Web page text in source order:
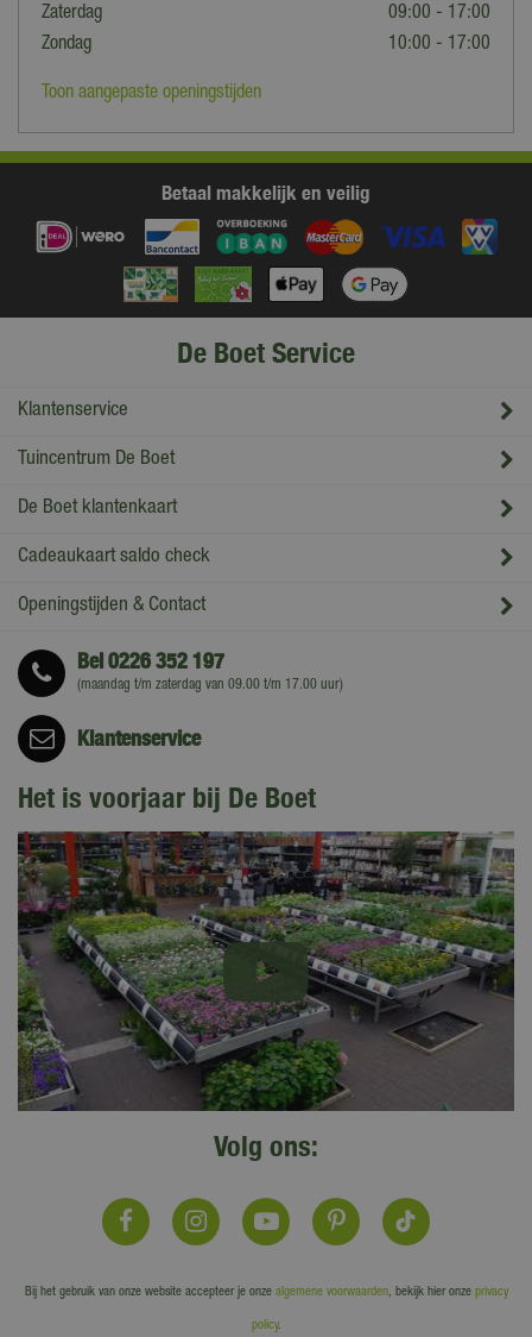
Zaterdag
09:00 - 17:00
Zondag
10:00 - 17:00
Toon aangepaste openingstijden
Betaal makkelijk en veilig
De Boet Service
Klantenservice
Tuincentrum De Boet
De Boet klantenkaart
Cadeaukaart saldo check
Openingstijden & Contact
Bel0226 352 197
(maandag t/m zaterdag van 09.00 t/m 17.00 uur)
Klantenservice
Het is voorjaar bij De Boet
Volg ons:
Bij het gebruik van onze website accepteer je onze algemene voorwaarden, bekijk hier onze privacy
policy.